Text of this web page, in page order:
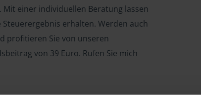
Mit einer individuellen Beratung lassen
erhalten. Werden auch
profitieren Sie von unseren
von 39 Euro. Rufen Sie mich